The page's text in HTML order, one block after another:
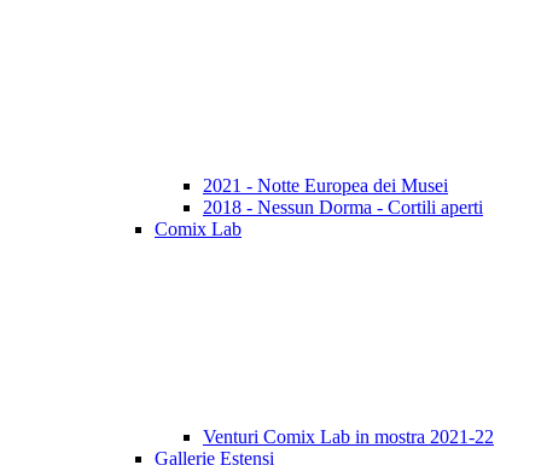
2021 - Notte Europea dei Musei
2018 - Nessun Dorma - Cortili aperti
Comix Lab
Venturi Comix Lab in mostra 2021-22
Gallerie Estensi